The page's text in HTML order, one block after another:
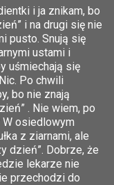
i ja znikam, bo
i na drugi się nie
pusto. Snują się
ustami i
uśmiechają się
Po chwili
bo nie znają
. Nie wiem, po
W osiedlowym
z ziarnami, ale
dzień”. Dobrze, że
lekarze nie
przechodzi do